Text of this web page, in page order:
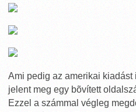
Ami pedig az amerikai kiadást
jelent meg egy bõvített
Ezzel a számmal végleg